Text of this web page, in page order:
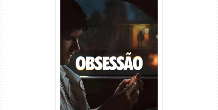
Obsessão Torrent (2026)
WEB-DL 1080p/4K Dual
Áudio